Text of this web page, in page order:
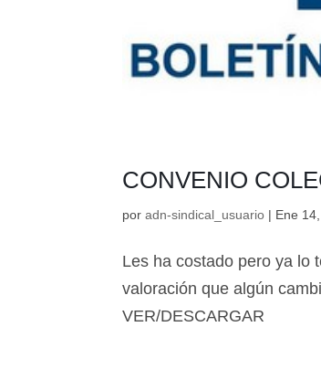
CONVENIO
poradn-sindical_usuario | Ene
Les ha costado pero ya lo
valoración que algún
VER/DESCARGAR